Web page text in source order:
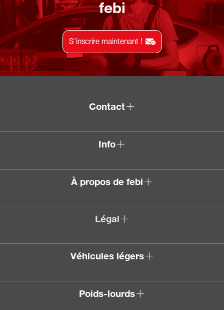
febi
S'inscrire maintenant !
Contact
Info
À propos de febi
Légal
Véhicules légers
Poids-lourds